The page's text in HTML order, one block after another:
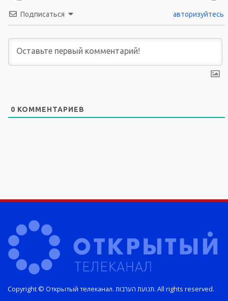
Подписаться авторизуйтесь
0 КОММЕНТАРИЕВ
Copyright © Открытый телеканал. תנועת הערבות. All rights reserved.